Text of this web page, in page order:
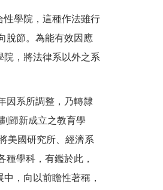
性學院，這種作法雖行
脫節。為能有效因應
，將法律系以外之系
因系所調整，乃轉隸
歸新成立之教育學
美國研究所、經濟系
學科，有鑑於此，
，向以前瞻性著稱，